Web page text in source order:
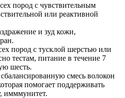
пород с чувствительным
или реактивной
и зуд кожи,
пород с тусклой шерстью или
тестам, питание в течение 7
шесть.
смесь волокон
помогает поддерживать
имммунитет.